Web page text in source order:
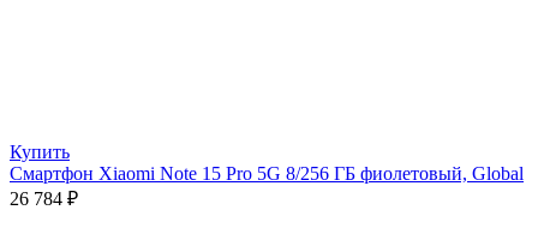
Купить
Смартфон Xiaomi Note 15 Pro 5G 8/256 ГБ фиолетовый, Global
26 784 ₽